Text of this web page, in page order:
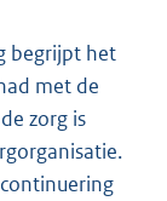
begrijpt het
met de
zorg is